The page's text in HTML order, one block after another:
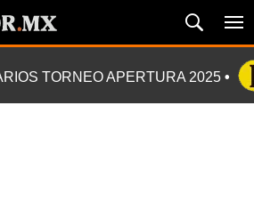
TORNEO APERTURA 2025